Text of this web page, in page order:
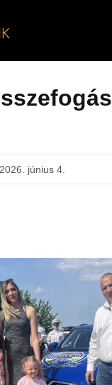
2026. június 4.